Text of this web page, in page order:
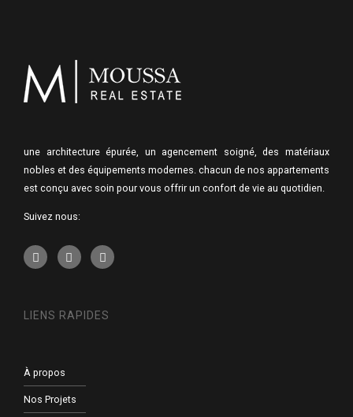
une architecture épurée, un agencement soigné, des matériaux
nobles et des équipements modernes. chacun de nos appartements
est conçu avec soin pour vous offrir un confort de vie au quotidien.
Suivez nous:
LIENS RAPIDES
À propos
Nos Projets